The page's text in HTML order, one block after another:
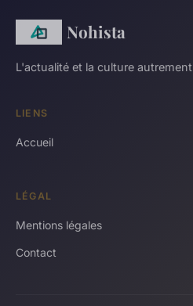
Nohista
L'actualité et la culture autrement
LIENS
Accueil
LÉGAL
Mentions légales
Contact